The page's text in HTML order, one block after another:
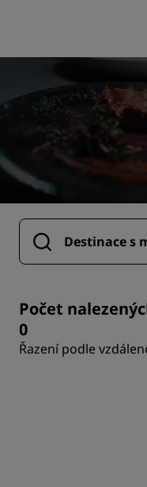
Počet
0
Řazení podle